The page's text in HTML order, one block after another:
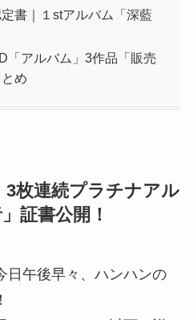
書｜１stアルバム「深藍
「アルバム」3作品「販売
め
枚連続プラチナアル
証書公開！
午後早々、ハンハンの